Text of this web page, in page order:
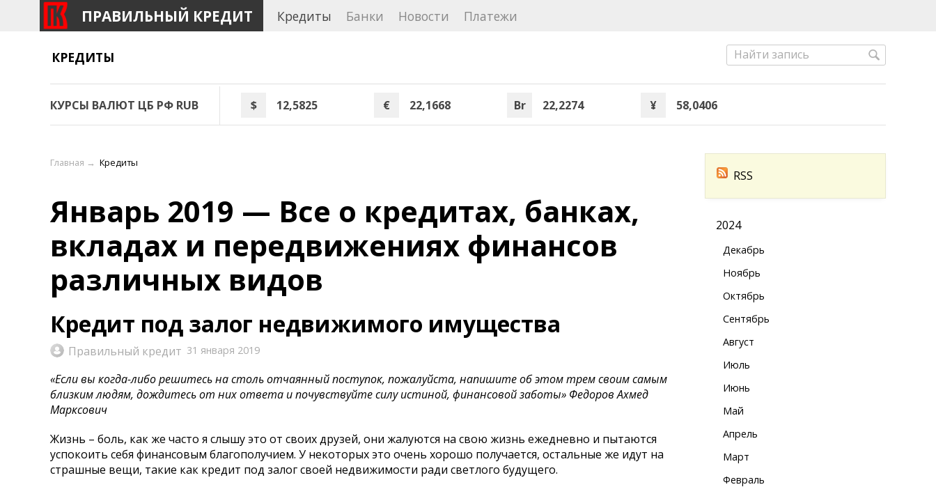
ПРАВИЛЬНЫЙ КРЕДИТ Кредиты Банки Новости Платежи
КРЕДИТЫ
КУРСЫ ВАЛЮТ ЦБ РФ RUB $ 12,5825 € 22,1668 Br 22,2274 ¥ 58,0406
RSS
2024
Декабрь
Ноябрь
Октябрь
Сентябрь
Август
Июль
Июнь
Май
Апрель
Март
Февраль
Главная → Кредиты
Январь 2019 — Все о кредитах, банках,
вкладах и передвижениях финансов
различных видов
Кредит под залог недвижимого имущества
Правильный кредит 31 января 2019
«Если вы когда-либо решитесь на столь отчаянный поступок, пожалуйста, напишите об этом трем своим самым
близким людям, дождитесь от них ответа и почувствуйте силу истиной, финансовой заботы» Федоров Ахмед
Марксович
Жизнь – боль, как же часто я слышу это от своих друзей, они жалуются на свою жизнь ежедневно и пытаются
успокоить себя финансовым благополучием. У некоторых это очень хорошо получается, остальные же идут на
страшные вещи, такие как кредит под залог своей недвижимости ради светлого будущего.